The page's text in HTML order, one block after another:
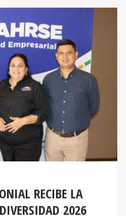
RECIBE LA
2026